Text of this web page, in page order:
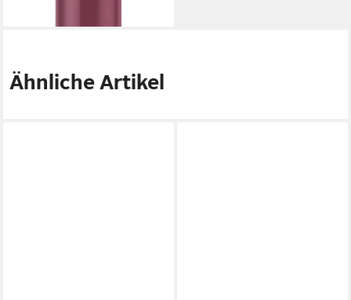
Ähnliche Artikel